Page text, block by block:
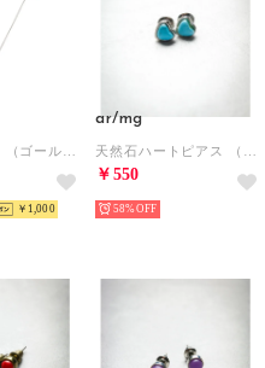
￥1,000
ar/mg
￥550
58%